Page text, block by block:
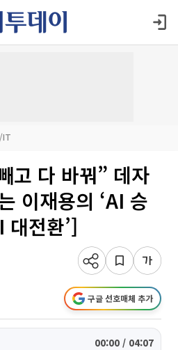
IT
고 다 바꿔” 데자
이재용의 ‘AI 승
대전환’]
구글 선호매체 추가
00:00 / 04:07